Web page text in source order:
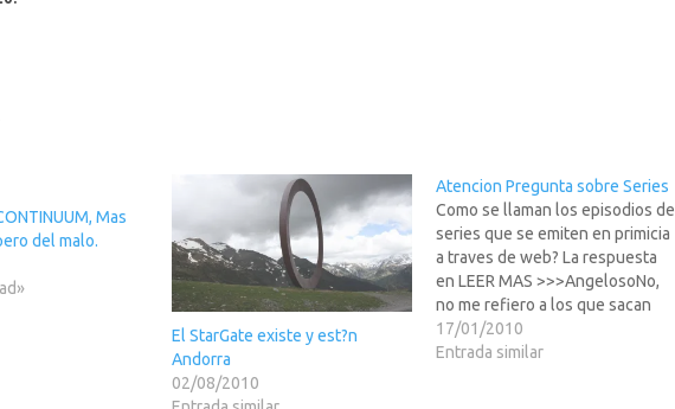
Mas
del malo.
El StarGate existe y est?n
Andorra
02/08/2010
Atencion Pregunta sobre Series
Como se llaman los episodios de
series que se emiten en primicia
a traves de web? La respuesta
en LEER MAS >>>AngelosoNo,
no me refiero a los que sacan
los piraton.es antes de que se
emitan en los paises hispanos.La
17/01/2010
Entrada similar